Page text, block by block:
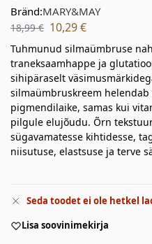
Bränd:MARY&MAY
18,99€ 10,29€
Tuhmunud silmaümbruse
traneksaamhappe ja
sihipäraselt
silmaümbruskreem
pigmendilaike, samas kui
pilgule elujõudu. Õrn
sügavamatesse kihtidesse,
niisutuse, elastsuse ja terve
Seda toodet ei ole hetkel
Lisa soovinimekirja